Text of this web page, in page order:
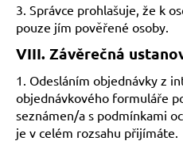
3. Správce prohlašuje, že k
pouze jím pověřené osoby.
VIII. Závěrečná
1. Odesláním objednávky z
objednávkového formuláře
seznámen/a s podmínkami
je v celém rozsahu přijímáte.